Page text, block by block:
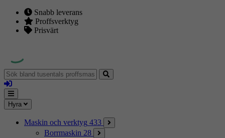
Snabb leverans
Proffsverktyg
Prisvärt
Sök
bland
tusentals
proffsmaskiner
Logga
in
Mina
sidor
Meny
Hyra
Maskin och verktyg 433
Borrmaskin 28